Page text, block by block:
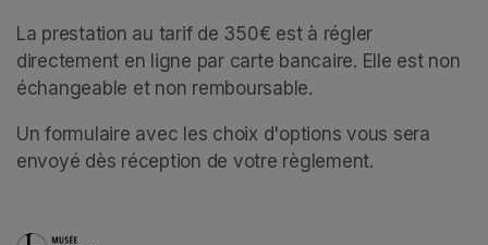
La prestation au tarif de 350€ est à régler
directement en ligne par carte bancaire. Elle est non
échangeable et non remboursable.
Un formulaire avec les choix d'options vous sera
envoyé dès réception de votre règlement.